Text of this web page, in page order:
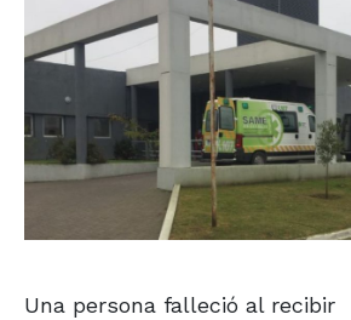
Una persona falleció al recibir